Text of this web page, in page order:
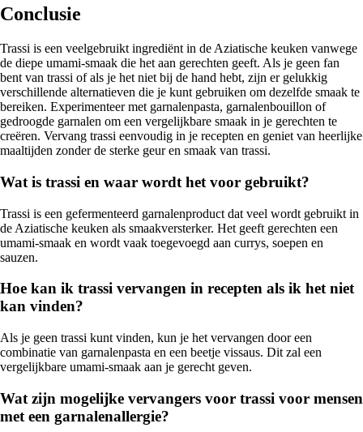
Conclusie
Trassi is een veelgebruikt ingrediënt in de Aziatische keuken vanwege
de diepe umami-smaak die het aan gerechten geeft. Als je geen fan
bent van trassi of als je het niet bij de hand hebt, zijn er gelukkig
verschillende alternatieven die je kunt gebruiken om dezelfde smaak te
bereiken. Experimenteer met garnalenpasta, garnalenbouillon of
gedroogde garnalen om een vergelijkbare smaak in je gerechten te
creëren. Vervang trassi eenvoudig in je recepten en geniet van heerlijke
maaltijden zonder de sterke geur en smaak van trassi.
Wat is trassi en waar wordt het voor gebruikt?
Trassi is een gefermenteerd garnalenproduct dat veel wordt gebruikt in
de Aziatische keuken als smaakversterker. Het geeft gerechten een
umami-smaak en wordt vaak toegevoegd aan currys, soepen en
sauzen.
Hoe kan ik trassi vervangen in recepten als ik het niet
kan vinden?
Als je geen trassi kunt vinden, kun je het vervangen door een
combinatie van garnalenpasta en een beetje vissaus. Dit zal een
vergelijkbare umami-smaak aan je gerecht geven.
Wat zijn mogelijke vervangers voor trassi voor mensen
met een garnalenallergie?